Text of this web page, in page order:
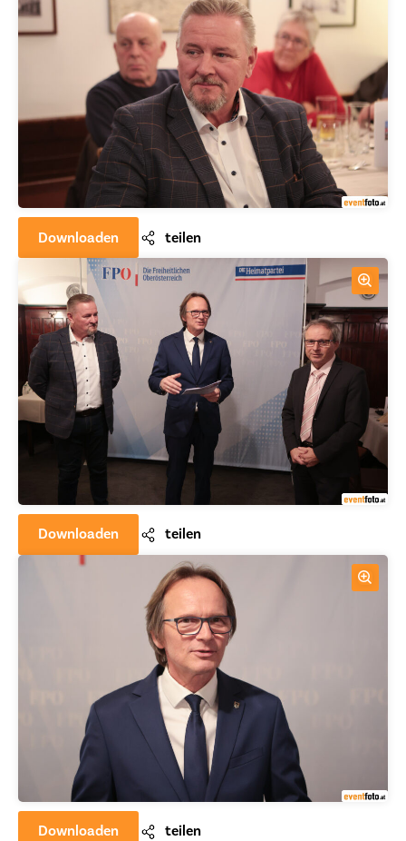
Downloaden teilen
Downloaden teilen
Downloaden teilen